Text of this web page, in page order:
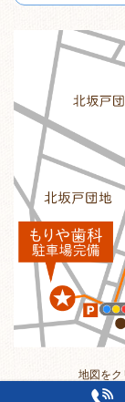
地図をク